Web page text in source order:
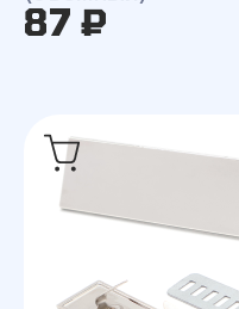
87 ₽